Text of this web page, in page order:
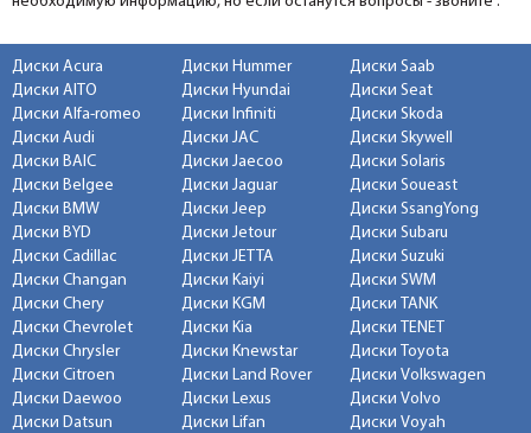
Диски Acura
Диски AITO
Диски Alfa-romeo
Диски Audi
Диски BAIC
Диски Belgee
Диски BMW
Диски BYD
Диски Cadillac
Диски Changan
Диски Chery
Диски Chevrolet
Диски Chrysler
Диски Citroen
Диски Daewoo
Диски Datsun
Диски Hummer
Диски Hyundai
Диски Infiniti
Диски JAC
Диски Jaecoo
Диски Jaguar
Диски Jeep
Диски Jetour
Диски JETTA
Диски Kaiyi
Диски KGM
Диски Kia
Диски Knewstar
Диски Land Rover
Диски Lexus
Диски Lifan
Диски Saab
Диски Seat
Диски Skoda
Диски Skywell
Диски Solaris
Диски Soueast
Диски SsangYong
Диски Subaru
Диски Suzuki
Диски SWM
Диски TANK
Диски TENET
Диски Toyota
Диски Volkswagen
Диски Volvo
Диски Voyah